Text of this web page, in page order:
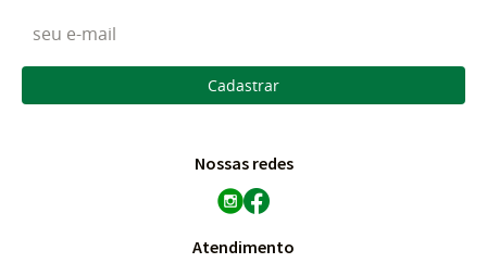
Cadastrar
Nossas redes
Atendimento